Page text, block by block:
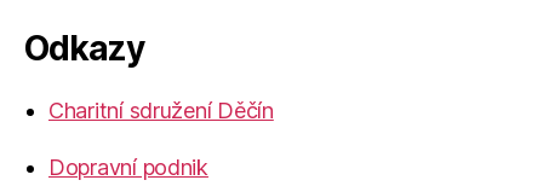
Odkazy
Charitní sdružení Děčín
Dopravní podnik